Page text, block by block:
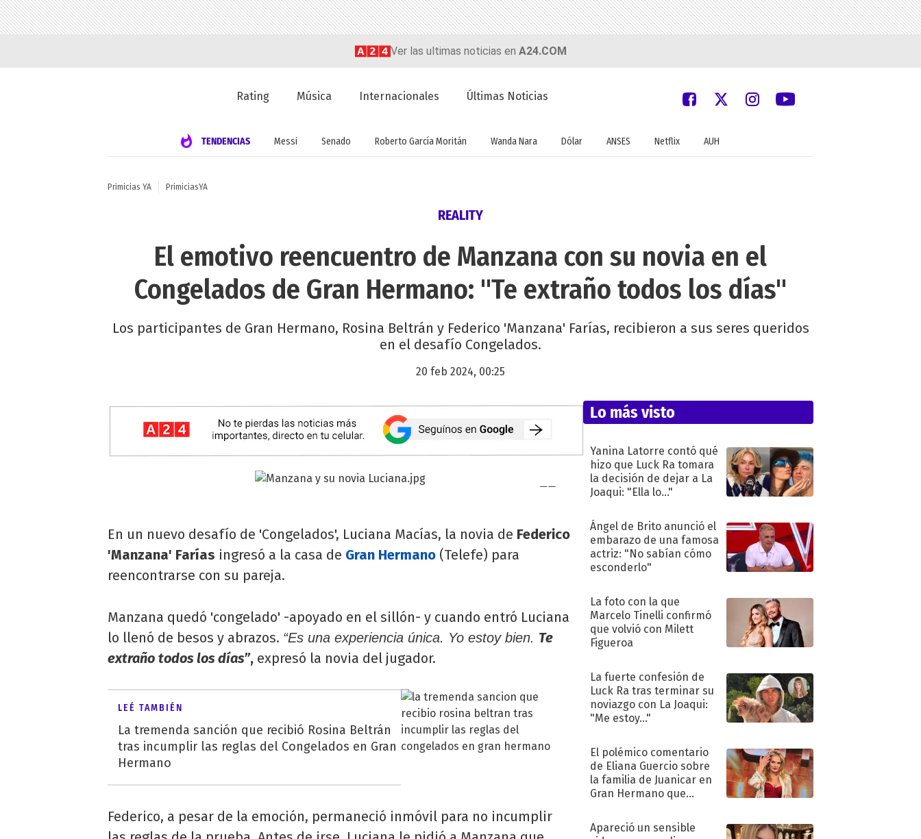
Ver las ultimas noticias en A24.COM
Rating Música Internacionales Últimas Noticias
TENDENCIAS Messi Senado Roberto García Moritán Wanda Nara Dólar ANSES Netflix AUH
Primicias YA PrimiciasYA
REALITY
El emotivo reencuentro de Manzana con su novia en el
Congelados de Gran Hermano: "Te extraño todos los días"
Los participantes de Gran Hermano, Rosina Beltrán y Federico 'Manzana' Farías, recibieron a sus seres queridos
en el desafío Congelados.
20 feb 2024, 00:25
En un nuevo desafío de 'Congelados', Luciana Macías, la novia de Federico
'Manzana' Farías ingresó a la casa de Gran Hermano (Telefe) para
reencontrarse con su pareja.
Manzana quedó 'congelado' -apoyado en el sillón- y cuando entró Luciana
lo llenó de besos y abrazos. “Es una experiencia única. Yo estoy bien. Te
extraño todos los días”, expresó la novia del jugador.
LEÉ TAMBIÉN
La tremenda sanción que recibió Rosina Beltrán
tras incumplir las reglas del Congelados en Gran
Hermano
Federico, a pesar de la emoción, permaneció inmóvil para no incumplir
Lo más visto
Yanina Latorre contó qué
hizo que Luck Ra tomara
la decisión de dejar a La
Joaqui: "Ella lo..."
Ángel de Brito anunció el
embarazo de una famosa
actriz: "No sabían cómo
esconderlo"
La foto con la que
Marcelo Tinelli confirmó
que volvió con Milett
Figueroa
La fuerte confesión de
Luck Ra tras terminar su
noviazgo con La Joaqui:
"Me estoy..."
El polémico comentario
de Eliana Guercio sobre
la familia de Juanicar en
Gran Hermano que
Apareció un sensible